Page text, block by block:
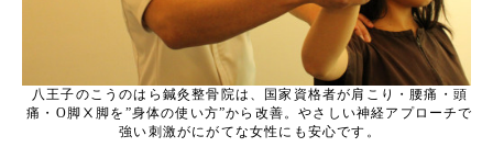
八王子のこうのはら鍼灸整骨院は、国家資格者が肩こり・腰痛・頭
痛・O脚Ⅹ脚を”身体の使い方”から改善。やさしい神経アプローチで
強い刺激がにがてな女性にも安心です。